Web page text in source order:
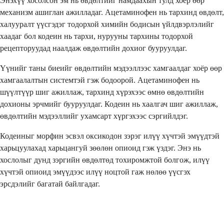
механизм ашиглан ажилладаг. Ацетаминофен нь тархинд өвдөлт,
халууралт үүсгэдэг тодорхой химийн бодисын үйлдвэрлэлийг
хаадаг бол кодеин нь тархи, нурууны тархины тодорхой
рецепторуудад наалдаж өвдөлтийн дохиог бууруулдаг.
Үүнийг таны биеийг өвдөлтийн мэдээллээс хамгаалдаг хоёр өөр
хамгаалалтын системтэй гэж бодоорой. Ацетаминофен нь
шүүлтүүр шиг ажиллаж, тархинд хүрэхээс өмнө өвдөлтийн
дохионы эрчмийг бууруулдаг. Кодеин нь хаалгач шиг ажиллаж,
өвдөлтийн мэдээллийг ухамсарт хүргэхээс сэргийлдэг.
Кодеиныг морфин эсвэл оксикодон зэрэг илүү хүчтэй эмүүдтэй
харьцуулахад харьцангуй зөөлөн опиоид гэж үздэг. Энэ нь
хослолыг дунд зэргийн өвдөлтөд тохиромжтой болгож, илүү
хүчтэй опиоид эмүүдээс илүү ноцтой гаж нөлөө үүсгэх
эрсдэлийг багатай байлгадаг.